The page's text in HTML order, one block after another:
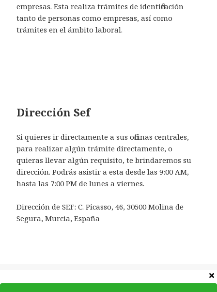
empresas. Esta realiza trámites de identificación
tanto de personas como empresas, así como
trámites en el ámbito laboral.
Dirección Sef
Si quieres ir directamente a sus oficinas centrales,
para realizar algún trámite directamente, o
quieras llevar algún requisito, te brindaremos su
dirección. Podrás asistir a esta desde las 9:00 AM,
hasta las 7:00 PM de lunes a viernes.
Dirección de SEF: C. Picasso, 46, 30500 Molina de
Segura, Murcia, España